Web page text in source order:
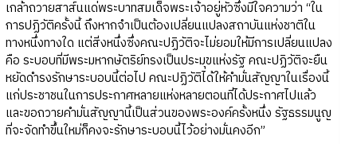
เกล้าถวายสาส์นแด่พระบาทสมเด็จพระเจ้าอยู่หัวซึ่งมีใจความว่า “ใน
การปฏิวัติครั้งนี้ ถึงหากจำเป็นต้องเปลี่ยนแปลงสถาบันแห่งชาติใน
ทางหนึ่งทางใด แต่สิ่งหนึ่งซึ่งคณะปฏิวัติจะไม่ยอมให้มีการเปลี่ยนแปลง
คือ ระบอบที่มีพระมหากษัตริย์ทรงเป็นประมุขแห่งรัฐ คณะปฏิวัติจะยืน
หยัดดำรงรักษาระบอบนี้ต่อไป คณะปฏิวัติได้ให้คำมั่นสัญญาในเรื่องนี้
แก่ประชาชนในการประกาศหลายแห่งหลายตอนที่ได้ประกาศไปแล้ว
และขอถวายคำมั่นสัญญานี้เป็นส่วนของพระองค์ครั้งหนึ่ง รัฐธรรมนูญ
ที่จะจัดทำขึ้นใหม่ก็คงจะรักษาระบอบนี้ไว้อย่างมั่นคงอีก”